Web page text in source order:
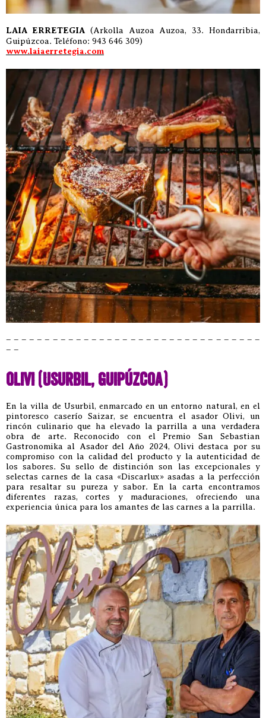
LAIA ERRETEGIA (Arkolla Auzoa Auzoa, 33. Hondarribia,
Guipúzcoa. Teléfono: 943 646 309)
www.laiaerretegia.com
– – – – – – – – – – – – – – – – – – – – – – – – – – – – – – – – –
– –
Olivi (Usurbil, Guipúzcoa)
En la villa de Usurbil, enmarcado en un entorno natural, en el
pintoresco caserío Saizar, se encuentra el asador Olivi, un
rincón culinario que ha elevado la parrilla a una verdadera
obra de arte. Reconocido con el Premio San Sebastian
Gastronomika al Asador del Año 2024, Olivi destaca por su
compromiso con la calidad del producto y la autenticidad de
los sabores. Su sello de distinción son las excepcionales y
selectas carnes de la casa «Discarlux» asadas a la perfección
para resaltar su pureza y sabor. En la carta encontramos
diferentes razas, cortes y maduraciones, ofreciendo una
experiencia única para los amantes de las carnes a la parrilla.